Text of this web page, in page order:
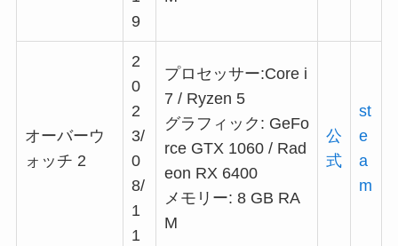
9
オーバーウ
ォッチ 2
2
0
2
3/
0
8/
1
1
プロセッサー:Core i
7 / Ryzen 5
グラフィック: GeFo
rce GTX 1060 / Rad
eon RX 6400
メモリー: 8 GB RA
M
公
式
st
e
a
m